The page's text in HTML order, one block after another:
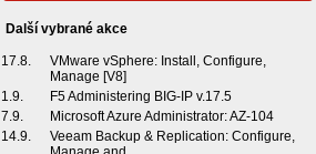
Další vybrané akce
17.8.
VMware vSphere: Install, Configure,
Manage [V8]
1.9.
F5 Administering BIG-IP v.17.5
7.9.
Microsoft Azure Administrator: AZ-104
14.9.
Veeam Backup & Replication: Configure,